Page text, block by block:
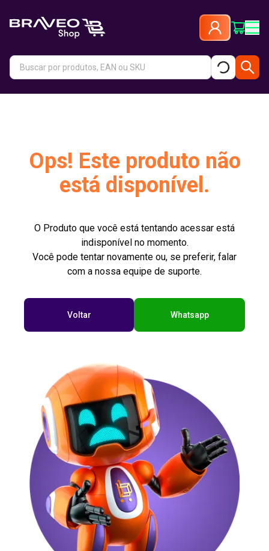
Ops! Este produto não
está disponível.
O Produto que você está tentando acessar está
indisponível no momento.
Você pode tentar novamente ou, se preferir, falar
com a nossa equipe de suporte.
Voltar Whatsapp